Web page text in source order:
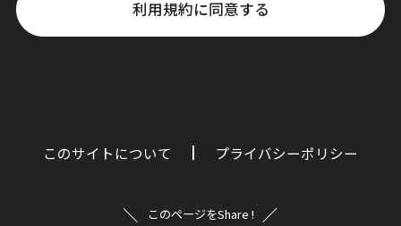
利用規約に同意する
このサイトについて プライバシーポリシー
このページをShare !